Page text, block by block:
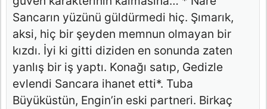
Sancarın yüzünü güldürmedi hiç. Şımarık,
aksi, hiç bir şeyden memnun olmayan bir
kızdı. İyi ki gitti diziden en sonunda zaten
yanlış bir iş yaptı. Konağı satıp, Gedizle
evlendi Sancara ihanet etti*. Tuba
Büyüküstün, Engin’in eski partneri. Birkaç